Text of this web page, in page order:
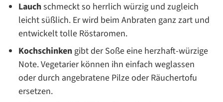
Lauchschmeckt so herrlich würzig und zugleich
leicht süßlich. Er wird beim Anbraten ganz zart und
entwickelt tolle Röstaromen.
Kochschinkengibt der Soße eine herzhaft-würzige
Note. Vegetarier können ihn einfach weglassen
oder durch angebratene Pilze oder Räuchertofu
ersetzen.